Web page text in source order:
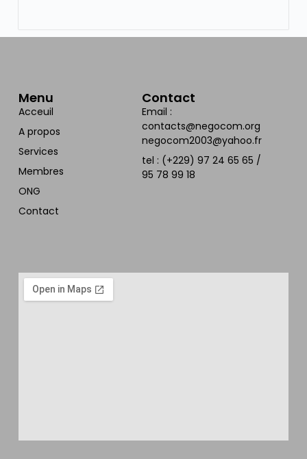
Menu
Acceuil
A propos
Services
Membres
ONG
Contact
Contact
Email :
contacts@negocom.org
negocom2003@yahoo.fr
tel : (+229) 97 24 65 65 /
95 78 99 18